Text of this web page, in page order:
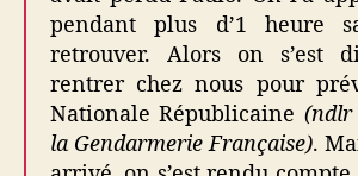
pendant plus d’1 heure
retrouver. Alors on s’est
rentrer chez nous pour
Nationale Républicaine (ndlr
la Gendarmerie Française).